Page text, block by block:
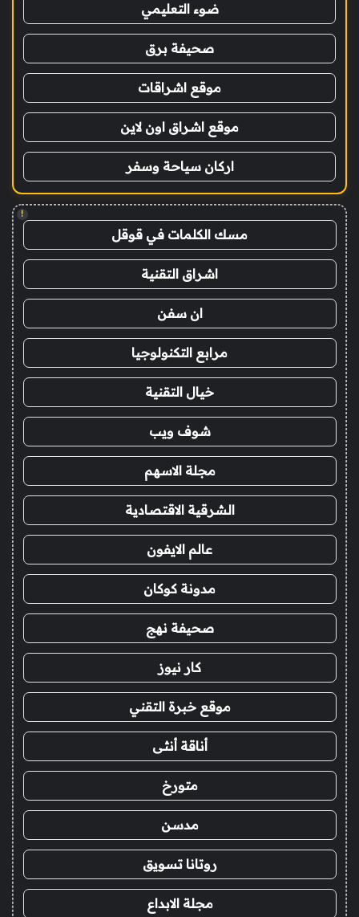
ضوء التعليمي
صحيفة برق
موقع اشراقات
موقع اشراق اون لاين
اركان سياحة وسفر
!
مسك الكلمات في قوقل
اشراق التقنية
ان سفن
مرابع التكنولوجيا
خيال التقنية
شوف ويب
مجلة الاسهم
الشرقية الاقتصادية
عالم الايفون
مدونة كوكان
صحيفة نهج
كار نيوز
موقع خبرة التقني
أناقة أنثى
متورخ
مدسن
روتانا تسويق
مجلة الابداع